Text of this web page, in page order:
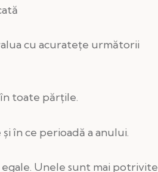
cu acuratețe următorii
toate părțile.
în ce perioadă a anului.
Unele sunt mai potrivite